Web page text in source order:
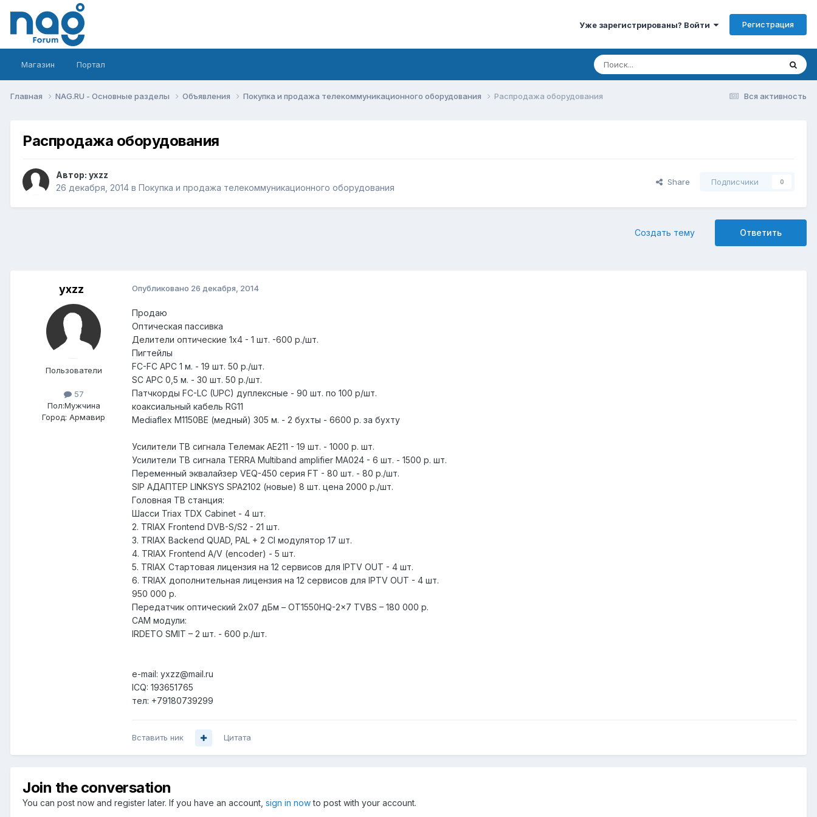
Уже зарегистрированы? Войти Регистрация
Магазин Портал
Вся активность
Главная NAG.RU - Основные разделы Объявления Покупка и продажа телекоммуникационного оборудования Распродажа оборудования
Распродажа оборудования
Автор: yxzz
26 декабря, 2014 в Покупка и продажа телекоммуникационного оборудования
Share Подписчики 0
Ответить
Создать тему
yxzz
Пользователи
57
Пол:Мужчина
Город: Армавир
Опубликовано 26 декабря, 2014
Продаю
Оптическая пассивка
Делители оптические 1х4 - 1 шт. -600 р./шт.
Пигтейлы
FC-FC APC 1 м. - 19 шт. 50 р./шт.
SC APC 0,5 м. - 30 шт. 50 р./шт.
Патчкорды FC-LC (UPC) дуплексные - 90 шт. по 100 р/шт.
коаксиальный кабель RG11
Mediaflex M1150BE (медный) 305 м. - 2 бухты - 6600 р. за бухту
Усилители ТВ сигнала Телемак АЕ211 - 19 шт. - 1000 р. шт.
Усилители ТВ сигнала TERRA Multiband amplifier MA024 - 6 шт. - 1500 р. шт.
Переменный эквалайзер VEQ-450 серия FT - 80 шт. - 80 р./шт.
SIP АДАПТЕР LINKSYS SPA2102 (новые) 8 шт. цена 2000 р./шт.
Головная ТВ станция:
Шасси Triax TDX Cabinet - 4 шт.
2. TRIAX Frontend DVB-S/S2 - 21 шт.
3. TRIAX Backend QUAD, PAL + 2 CI модулятор 17 шт.
4. TRIAX Frontend A/V (encoder) - 5 шт.
5. TRIAX Стартовая лицензия на 12 сервисов для IPTV OUT - 4 шт.
6. TRIAX дополнительная лицензия на 12 сервисов для IPTV OUT - 4 шт.
950 000 р.
Передатчик оптический 2х07 дБм – OT1550HQ-2x7 TVBS – 180 000 p.
CAM модули:
IRDETO SMIT – 2 шт. - 600 р./шт.
e-mail: yxzz@mail.ru
ICQ: 193651765
тел: +79180739299
Вставить ник Цитата
Join the conversation
You can post now and register later. If you have an account, sign in nowto post with your account.